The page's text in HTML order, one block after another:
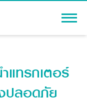
แทรกเตอร์
ปลอดภัย